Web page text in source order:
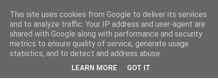
This site uses cookies from Google to deliver its services
and to analyze traffic. Your IP address and user-agent are
shared with Google along with performance and security
metrics to ensure quality of service, generate usage
statistics, and to detect and address abuse.
LEARN MORE GOT IT